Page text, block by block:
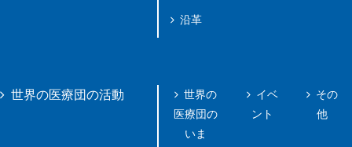
沿革
世界の医療団の活動
世界の
医療団の
いま
イベ
ント
その
他